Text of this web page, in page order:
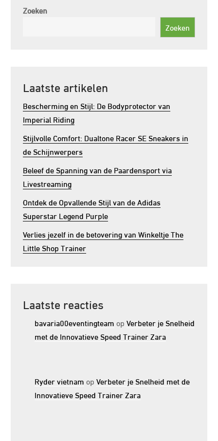
Zoeken
Zoeken
Laatste artikelen
Bescherming en Stijl: De Bodyprotector van
Imperial Riding
Stijlvolle Comfort: Dualtone Racer SE Sneakers in
de Schijnwerpers
Beleef de Spanning van de Paardensport via
Livestreaming
Ontdek de Opvallende Stijl van de Adidas
Superstar Legend Purple
Verlies jezelf in de betovering van Winkeltje The
Little Shop Trainer
Laatste reacties
bavaria00eventingteam opVerbeter je Snelheid
met de Innovatieve Speed Trainer Zara
Ryder vietnam opVerbeter je Snelheid met de
Innovatieve Speed Trainer Zara